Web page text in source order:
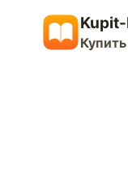
содержимому